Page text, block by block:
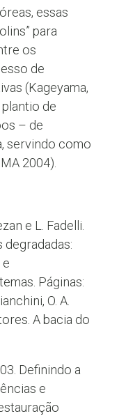
essas
para
os
de
(Kageyama,
plantio de
– de
servindo como
2004).
e L. Fadelli.
degradadas:
Páginas:
O. A.
A bacia do
Definindo a
e